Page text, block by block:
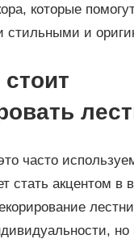
которые
стильными и
часто
стать акцентом в
но